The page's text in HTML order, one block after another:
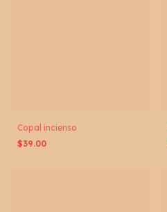
Copal incienso
$39.00